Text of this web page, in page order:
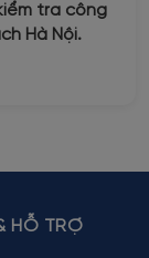
tra công
Hà Nội.
HỖ TRỢ